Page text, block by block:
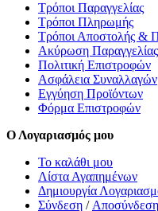
Τρόποι Παραγγελίας
Τρόποι Πληρωμής
Τρόποι Αποστολής &
Ακύρωση Παραγγελίας
Πολιτική Επιστροφών
Ασφάλεια Συναλλαγών
Εγγύηση Προϊόντων
Φόρμα Επιστροφών
Ο Λογαριασμός μου
Το καλάθι μου
Λίστα Αγαπημένων
Δημιουργία
Σύνδεση / Αποσύνδεση